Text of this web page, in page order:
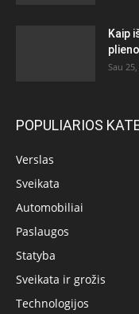
Kaip
Sau
POPULIARIOS
Verslas
Sveikata
Automobiliai
Paslaugos
Statyba
Sveikata ir grožis
Technologijos